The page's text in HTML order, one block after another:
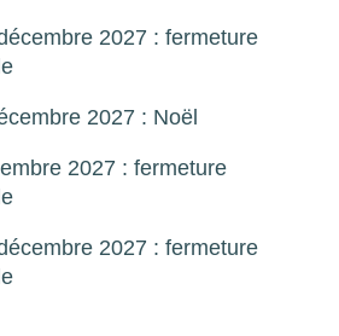
2027 : fermeture
2027 : Noël
2027 : fermeture
2027 : fermeture